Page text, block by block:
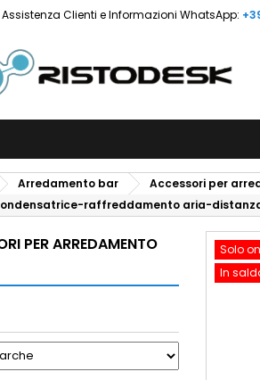
Clienti e Informazioni WhatsApp:
Arredamento bar
Accessori per
raffreddamento aria-
PER ARREDAMENTO
Solo
In